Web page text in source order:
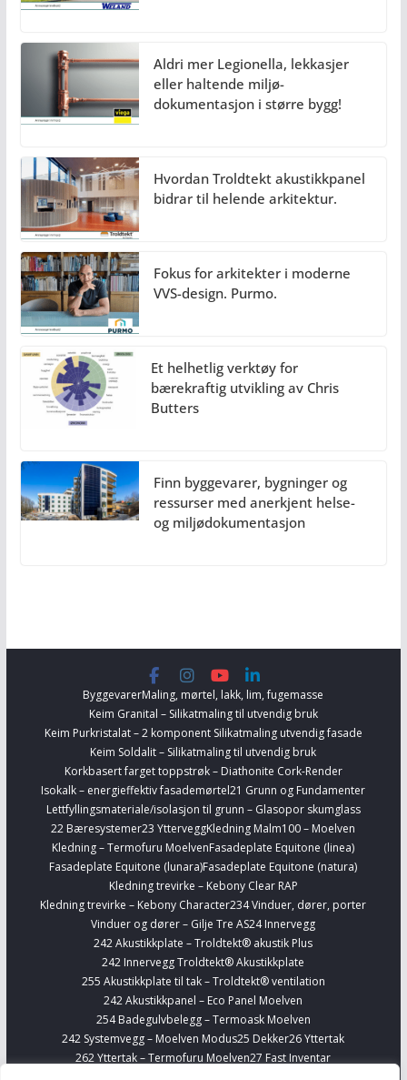
Aldri mer Legionella, lekkasjer
eller haltende miljø-
dokumentasjon i større bygg!
Hvordan Troldtekt akustikkpanel
bidrar til helende arkitektur.
Fokus for arkitekter i moderne
VVS-design. Purmo.
Et helhetlig verktøy for
bærekraftig utvikling av Chris
Butters
Finn byggevarer, bygninger og
ressurser med anerkjent helse-
og miljødokumentasjon
ByggevarerMaling, mørtel, lakk, lim, fugemasse
Keim Granital – Silikatmaling til utvendig bruk
Keim Purkristalat – 2 komponent Silikatmaling utvendig fasade
Keim Soldalit – Silikatmaling til utvendig bruk
Korkbasert farget toppstrøk – Diathonite Cork-Render
Isokalk – energieffektiv fasademørtel21 Grunn og Fundamenter
Lettfyllingsmateriale/isolasjon til grunn – Glasopor skumglass
22 Bæresystemer23 YtterveggKledning Malm100 – Moelven
Kledning – Termofuru MoelvenFasadeplate Equitone (linea)
Fasadeplate Equitone (lunara)Fasadeplate Equitone (natura)
Kledning trevirke – Kebony Clear RAP
Kledning trevirke – Kebony Character234 Vinduer, dører, porter
Vinduer og dører – Gilje Tre AS24 Innervegg
242 Akustikkplate – Troldtekt® akustik Plus
242 Innervegg Troldtekt® Akustikkplate
255 Akustikkplate til tak – Troldtekt® ventilation
242 Akustikkpanel – Eco Panel Moelven
254 Badegulvbelegg – Termoask Moelven
242 Systemvegg – Moelven Modus25 Dekker26 Yttertak
262 Yttertak – Termofuru Moelven27 Fast Inventar